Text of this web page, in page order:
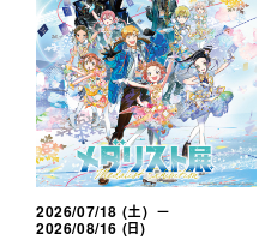
2026/07/18 (土) －
2026/08/16 (日)